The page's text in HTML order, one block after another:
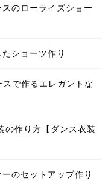
のローライズショー
ショーツ作り
で作るエレガントな
の作り方【ダンス衣装
のセットアップ作り